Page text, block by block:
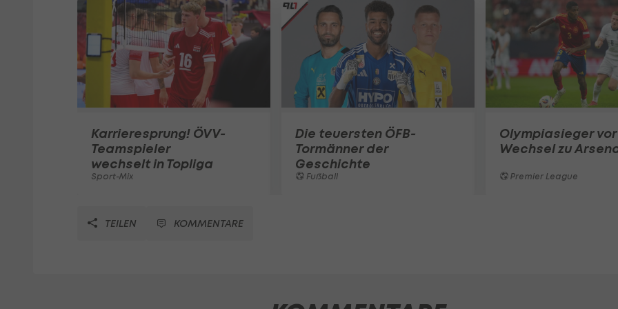
Karrieresprung! ÖVV-
Teamspieler
wechselt in Topliga
Sport-Mix
Die teuersten ÖFB-
Tormänner der
Geschichte
Fußball
Olympiasieger vor
Wechsel zu
Premier League
TEILEN KOMMENTARE